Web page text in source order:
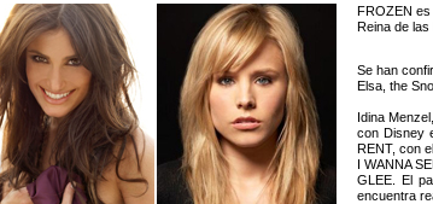
FROZEN es
Reina de
Se han
Elsa, the
Idina
con Disney
RENT, con
I WANNA
GLEE. El
encuentra